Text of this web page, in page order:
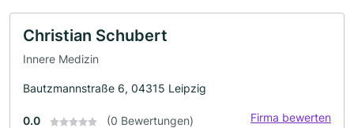
Christian Schubert
Innere Medizin
Bautzmannstraße 6, 04315 Leipzig
0.0 (0 Bewertungen) Firma bewerten